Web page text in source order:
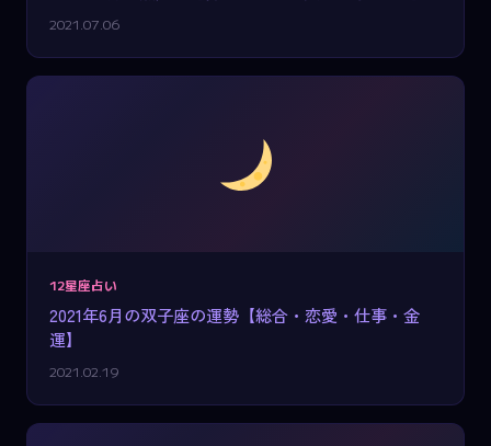
2021.07.06
12星座占い
2021年6月の双子座の運勢【総合・恋愛・仕事・金
運】
2021.02.19